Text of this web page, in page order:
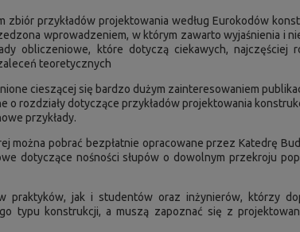
przykładów projektowania według Eurokodów
wprowadzeniem, w którym zawarto wyjaśnienia i
obliczeniowe, które dotyczą ciekawych, najczęściej
teoretycznych
cieszącej się bardzo dużym zainteresowaniem
o rozdziały dotyczące przykładów projektowania
przykłady.
można pobrać bezpłatnie opracowane przez Katedrę
dotyczące nośności słupów o dowolnym przekroju
praktyków, jak i studentów oraz inżynierów, którzy
typu konstrukcji, a muszą zapoznać się z